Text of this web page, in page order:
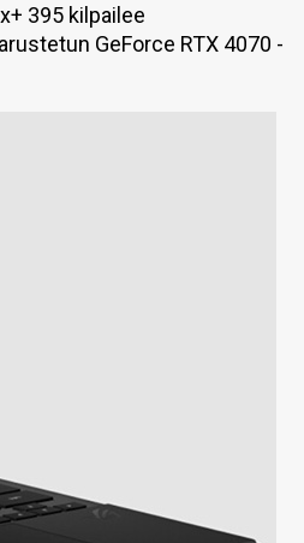
395 kilpailee
GeForce RTX 4070 -